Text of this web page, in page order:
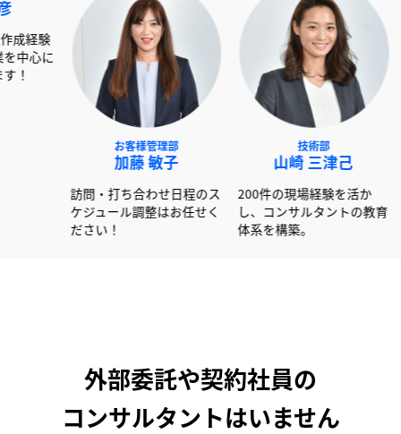
山崎
200件の現場
し、コンサル
訪問・打ち合わせ日程のス
ケジュール調整はお任せく
以上の書類作成経験
かし大手企業を中心に
ートしています！
外部委託や契約社員の
コンサルタントはいません